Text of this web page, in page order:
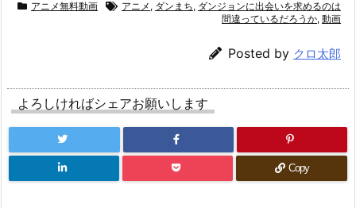
アニメ無料動画 アニメ , ダンまち, ダンジョンに出会いを求めるのは
間違っているだろうか, 動画
Posted by クロ太郎
よろしければシェアお願いします
Copy